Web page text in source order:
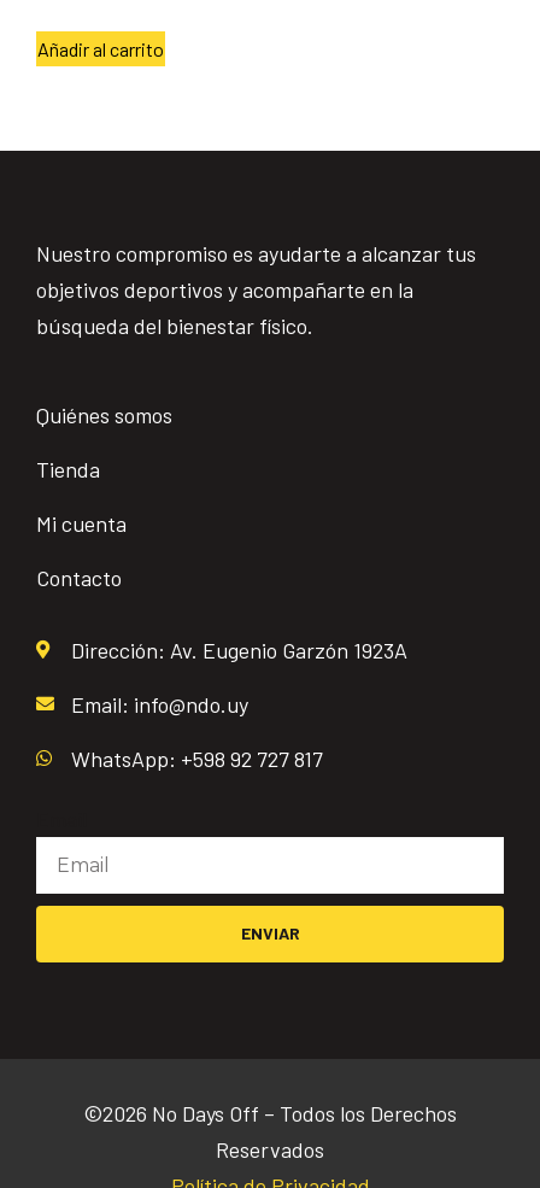
Añadir al carrito
Nuestro compromiso es ayudarte a alcanzar tus
objetivos deportivos y acompañarte en la
búsqueda del bienestar físico.
Quiénes somos
Tienda
Mi cuenta
Contacto
Dirección: Av. Eugenio Garzón 1923A
Email: info@ndo.uy
WhatsApp: +598 92 727 817
ENVIAR
©2026 No Days Off – Todos los Derechos
Reservados